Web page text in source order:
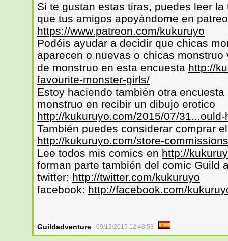
Si te gustan estas tiras, puedes leer
que tus amigos apoyándome en
https://www.patreon.com/kukuruyo
Podéis ayudar a decidir que chicas
aparecen o nuevas o chicas
de monstruo en esta encuesta http://
favourite-monster-girls/
Estoy haciendo también otra
monstruo en recibir un dibujo erotico
http://kukuruyo.com/2015/07/
También puedes considerar comprar
http://kukuruyo.com/store-
Lee todos mis comics en http://
forman parte también del comic Guild
twitter: http://twitter.com/kukuruyo
facebook: http://facebook.com/
Guildadventure 09/12/2015 12:48:53